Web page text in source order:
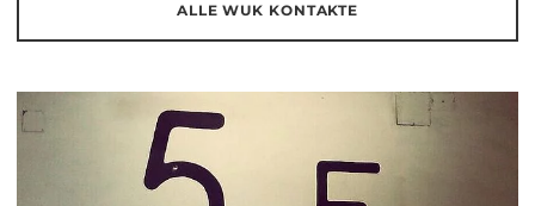
ALLE WUK KONTAKTE